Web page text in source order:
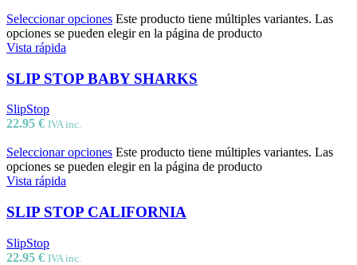
Seleccionar opciones Este producto tiene múltiples variantes. Las
opciones se pueden elegir en la página de producto
Vista rápida
SLIP STOP BABY SHARKS
SlipStop
22.95 € IVA inc.
Seleccionar opciones Este producto tiene múltiples variantes. Las
opciones se pueden elegir en la página de producto
Vista rápida
SLIP STOP CALIFORNIA
SlipStop
22.95 € IVA inc.